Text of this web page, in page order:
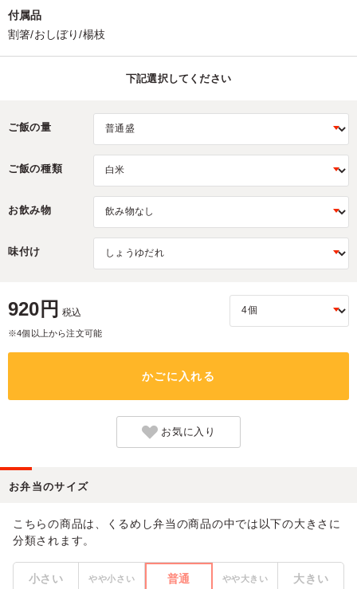
付属品
割箸/おしぼり/楊枝
下記選択してください
ご飯の量
ご飯の種類
お飲み物
味付け
920円 税込
※4個以上から注文可能
かごに入れる
お気に入り
お弁当のサイズ
こちらの商品は、くるめし弁当の商品の中では以下の大きさに
分類されます。
小さい やや小さい 普通 やや大きい 大きい